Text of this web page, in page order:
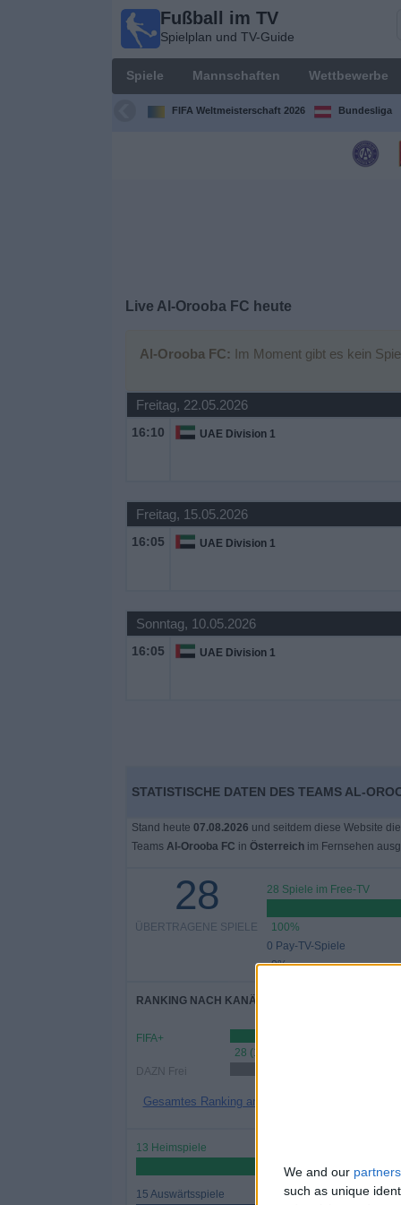
We and our partners
such as unique
Fußball im TV
Spielplan und TV-Guide
Spiele Mannschaften Wettbewerbe
FIFA Weltmeisterschaft 2026 Bundesliga
Live Al-Orooba FC heute
Al-Orooba FC: Im Moment gibt es kein
Freitag, 22.05.2026
16:10 UAE Division 1
Freitag, 15.05.2026
16:05 UAE Division 1
Sonntag, 10.05.2026
16:05 UAE Division 1
STATISTISCHE DATEN DES TEAMS AL-
Stand heute 07.08.2026 und seitdem diese Website
Teams Al-Orooba FC in Österreichim Fernsehen
28
ÜBERTRAGENE SPIELE
28 Spiele im Free-TV
100%
0 Pay-TV-Spiele
0%
RANKING NACH KANÄLEN
FIFA+
28 (100%)
DAZN Frei
Gesamtes Ranking anzeigen
13 Heimspiele
46,43%
15 Auswärtsspiele